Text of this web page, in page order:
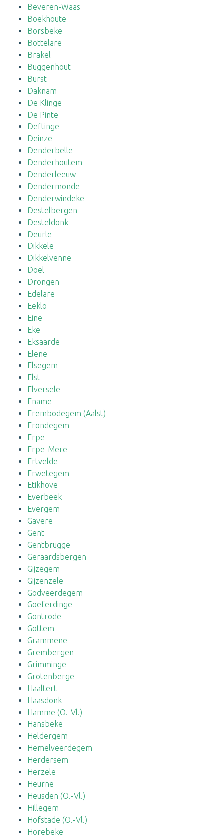
Beveren-Waas
Boekhoute
Borsbeke
Bottelare
Brakel
Buggenhout
Burst
Daknam
De Klinge
De Pinte
Deftinge
Deinze
Denderbelle
Denderhoutem
Denderleeuw
Dendermonde
Denderwindeke
Destelbergen
Desteldonk
Deurle
Dikkele
Dikkelvenne
Doel
Drongen
Edelare
Eeklo
Eine
Eke
Eksaarde
Elene
Elsegem
Elst
Elversele
Ename
Erembodegem (Aalst)
Erondegem
Erpe
Erpe-Mere
Ertvelde
Erwetegem
Etikhove
Everbeek
Evergem
Gavere
Gent
Gentbrugge
Geraardsbergen
Gijzegem
Gijzenzele
Godveerdegem
Goeferdinge
Gontrode
Gottem
Grammene
Grembergen
Grimminge
Grotenberge
Haaltert
Haasdonk
Hamme (O.-Vl.)
Hansbeke
Heldergem
Hemelveerdegem
Herdersem
Herzele
Heurne
Heusden (O.-Vl.)
Hillegem
Hofstade (O.-Vl.)
Horebeke